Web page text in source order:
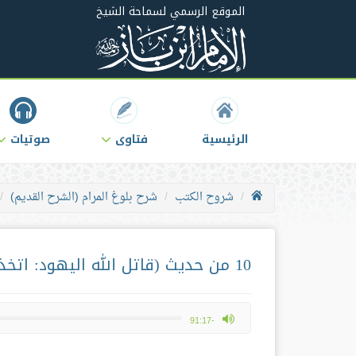
الموقع الرسمي لسماحة الشيخ
الرئيسية فتاوى صوتيات
شروح الكتب شرح بلوغ المرام (الشرح القديم)
10 من حديث (قاتل الله اليهود: اتخذوا قبور أنبيائهم مساجد)
-91:17
max volume